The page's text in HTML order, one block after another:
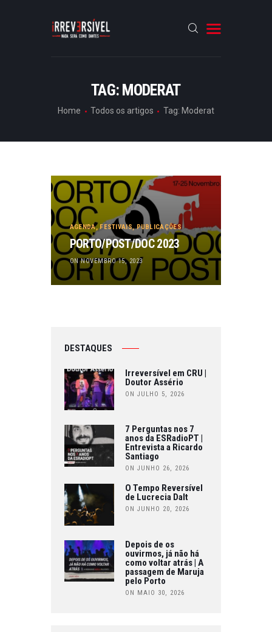
TAG: MODERAT
Home Todos os artigos Tag: Moderat
CRÓNICAS
AGENDA,FESTIVAIS,PUBLICAÇÕES
PORTO/POST/DOC 2023
ON NOVEMBRO 15, 2023
DESTAQUES
Irreversível em CRU |
Doutor Assério
ON JULHO 5, 2026
7 Perguntas nos 7
anos da ESRadioPT |
Entrevista a Ricardo
Santiago
ON JUNHO 26, 2026
O Tempo Reversível
de Lucrecia Dalt
ON JUNHO 20, 2026
Depois de os
ouvirmos, já não há
como voltar atrás | A
passagem de Maruja
pelo Porto
ON MAIO 30, 2026